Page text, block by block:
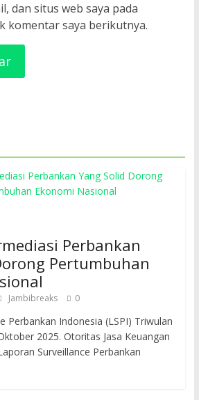
dan situs web saya pada
komentar saya berikutnya.
Perbankan
Pertumbuhan
Jambibreaks 0
Perbankan Indonesia (LSPI) Triwulan
2025. Otoritas Jasa Keuangan
Surveillance Perbankan